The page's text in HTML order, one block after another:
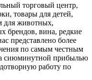
торговый центр,
товары для детей,
для животных,
брендов, вина, редкие
представлено более
по самым честным
сиюминутной прибылью
работу по